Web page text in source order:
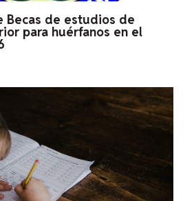
Becas de estudios de
para huérfanos en el